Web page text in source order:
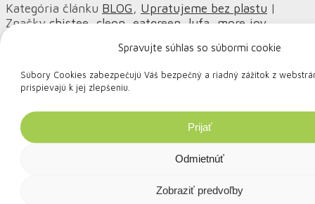
Spravujte súhlas so súbormi cookie
Súbory Cookies zabezpečujú Váš bezpečný a riadný zážitok z
prispievajú k jej zlepšeniu.
Prijať
Odmietnúť
Zobraziť predvoľby
Kategória článku BLOG, Upratujeme bez plastu |
Značkychistee,cleon,eatgreen,lufa,more joy,
EatGreen
Je More Joy utierka taká, ako sa vraví?